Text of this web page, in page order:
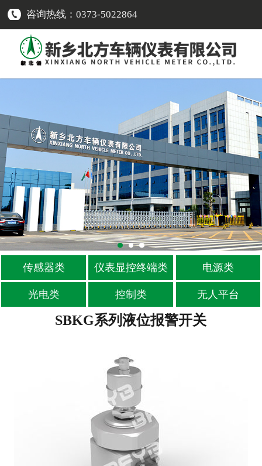
网站首页
传感器类
转速传感器
- 温度传感器
- 压力传感器
- 油量传感器
- 电流传感器
- 液位报警开关
- 位移传感器
- 油液传感器
仪表显控终端类
电源类
光电类
控制类
咨询热线：0373-5022864
传感器类 仪表显控终端类 电源类
光电类 控制类 无人平台
SBKG系列液位报警开关